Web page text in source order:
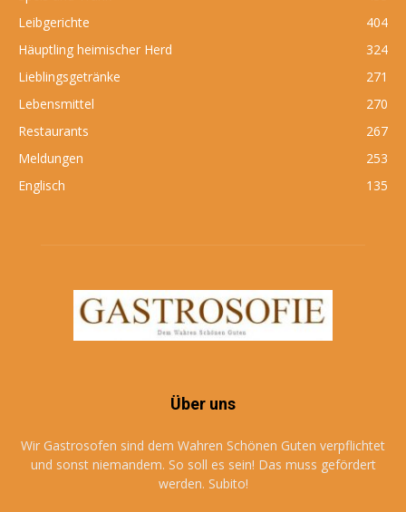
Leibgerichte
404
Häuptling heimischer Herd
324
Lieblingsgetränke
271
Lebensmittel
270
Restaurants
267
Meldungen
253
Englisch
135
Über uns
Wir Gastrosofen sind dem Wahren Schönen Guten verpflichtet
und sonst niemandem. So soll es sein! Das muss gefördert
werden. Subito!